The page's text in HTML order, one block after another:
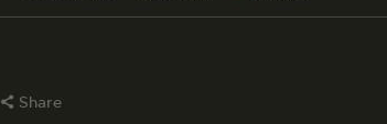
Share